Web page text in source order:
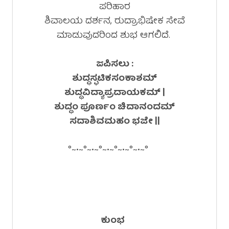
ಪರಿಹಾರ
ಶಿವಾಲಯ ದರ್ಶನ, ರುದ್ರಾಭಿಷೇಕ ಸೇವೆ
ಮಾಡುವುದರಿಂದ ಶುಭ ಆಗಲಿದೆ.
ಜಪಿಸಲು :
ಶುದ್ಧಸ್ಫಟಿಕಸಂಕಾಶಮ್
ಶುದ್ಧವಿದ್ಯಾಪ್ರದಾಯಕಮ್ |
ಶುದ್ಧಂ ಪೂರ್ಣಂ ಚಿದಾನಂದಮ್
ಸದಾಶಿವಮಹಂ ಭಜೇ ||
°~•~°~•~°~•~°~•~°~•~°
ಕುಂಭ